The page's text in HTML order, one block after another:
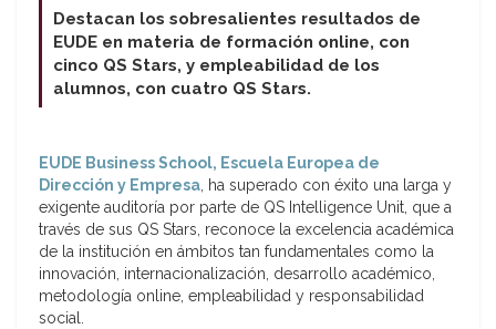
Destacan los sobresalientes resultados de
EUDE en materia de formación online, con
cinco QS Stars, y empleabilidad de los
alumnos, con cuatro QS Stars.
EUDE Business School, Escuela Europea de
Dirección y Empresa, ha superado con éxito una larga y
exigente auditoría por parte de QS Intelligence Unit, que a
través de sus QS Stars, reconoce la excelencia académica
de la institución en ámbitos tan fundamentales como la
innovación, internacionalización, desarrollo académico,
metodología online, empleabilidad y responsabilidad
social.